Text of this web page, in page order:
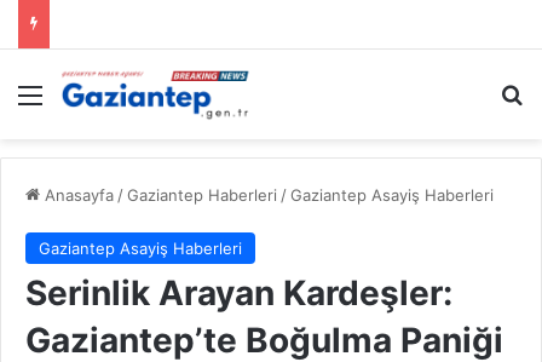
Menü
Anasayfa /Gaziantep Haberleri /Gaziantep Asayiş Haberleri
Gaziantep Asayiş Haberleri
Serinlik Arayan Kardeşler:
Gaziantep’te Boğulma Paniği